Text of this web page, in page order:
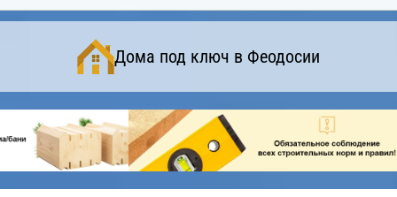
Дома под ключ в Феодосии